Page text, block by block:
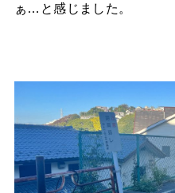
ぁ…と感じました。